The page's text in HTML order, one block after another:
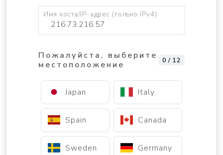
Имя хоста/IP-адрес (только IPv4)
Пожалуйста, выберите
местоположение
0 / 12
Japan Italy
Spain Canada
Sweden Germany